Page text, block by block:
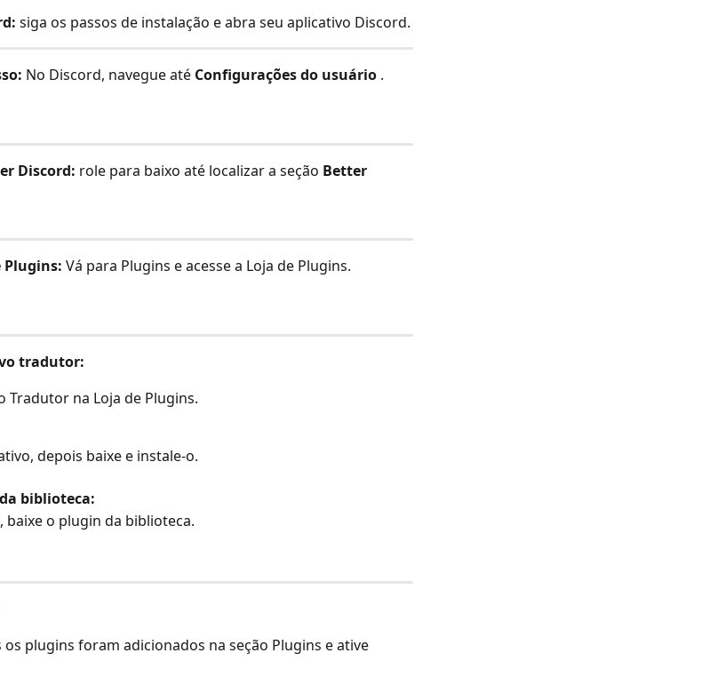
siga os passos de instalação e abra seu aplicativo Discord.
No Discord, navegue até Configurações do usuário .
Discord: role para baixo até localizar a seção Better
Plugins: Vá para Plugins e acesse a Loja de Plugins.
tradutor:
Tradutor na Loja de Plugins.
depois baixe e instale-o.
biblioteca:
baixe o plugin da biblioteca.
plugins foram adicionados na seção Plugins e ative